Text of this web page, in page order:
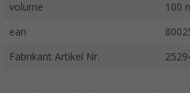
volume 100
ean
Fabrikant Artikel Nr.